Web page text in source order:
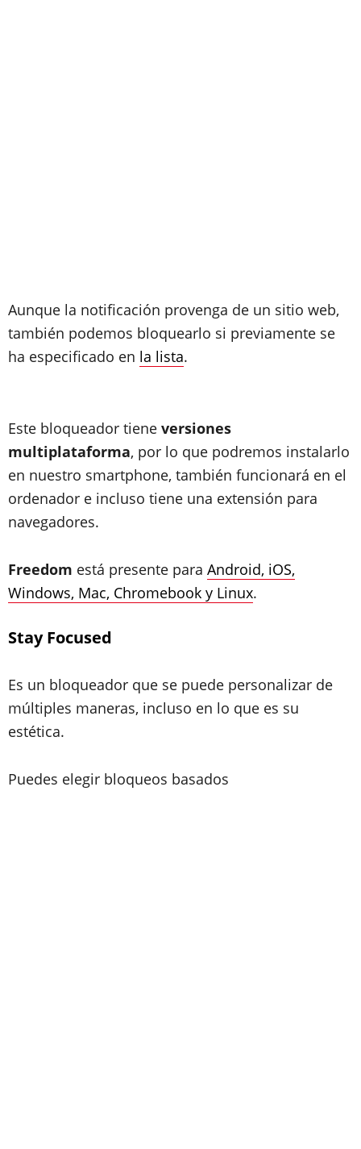
Aunque la notificación provenga de un sitio web,
también podemos bloquearlo si previamente se
ha especificado en la lista.
Este bloqueador tiene versiones
multiplataforma, por lo que podremos instalarlo
en nuestro smartphone, también funcionará en el
ordenador e incluso tiene una extensión para
navegadores.
Freedom está presente para Android, iOS,
Windows, Mac, Chromebook y Linux.
Stay Focused
Es un bloqueador que se puede personalizar de
múltiples maneras, incluso en lo que es su
estética.
Puedes elegir bloqueos basados